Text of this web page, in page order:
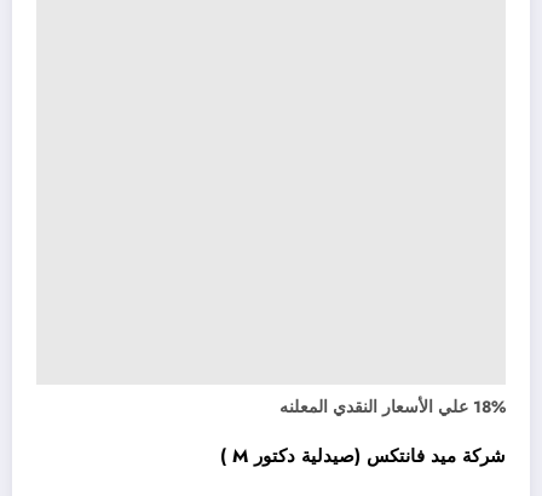
18% علي الأسعار النقدي المعلنه
شركة ميد فانتكس (صيدلية دكتور M )